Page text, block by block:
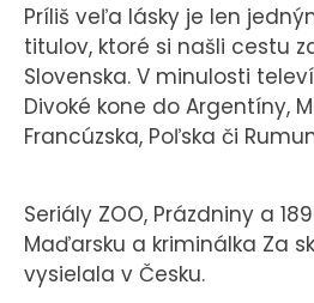
Príliš veľa lásky je len
titulov, ktoré si našli cestu
Slovenska. V minulosti
Divoké kone do Argentíny,
Francúzska, Poľska či
Seriály ZOO, Prázdniny a
Maďarsku a kriminálka Za
vysielala v Česku.